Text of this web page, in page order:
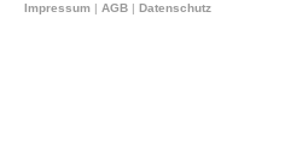
Impressum | AGB | Datenschutz